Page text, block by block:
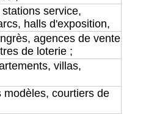
service,
halls d'exposition,
agences de vente
de loterie ;
villas,
modèles, courtiers de